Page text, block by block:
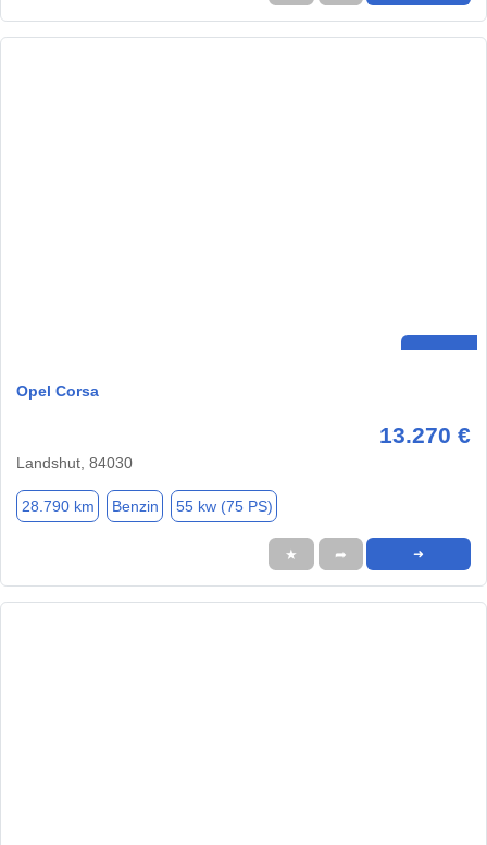
Opel Corsa
13.270 €
Landshut, 84030
28.790 km Benzin 55 kw (75 PS)
★ ➦ ➜